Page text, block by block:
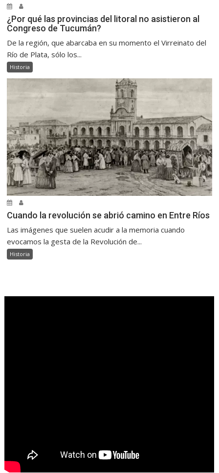
¿Por qué las provincias del litoral no asistieron al
Congreso de Tucumán?
De la región, que abarcaba en su momento el Virreinato del
Río de Plata, sólo los...
Historia
Cuando la revolución se abrió camino en Entre Ríos
Las imágenes que suelen acudir a la memoria cuando
evocamos la gesta de la Revolución de...
Historia